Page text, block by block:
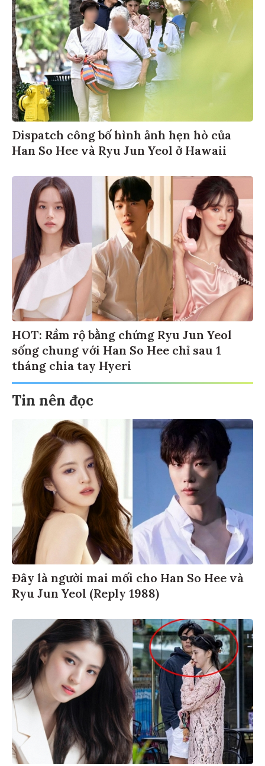
Dispatch công bố hình ảnh hẹn hò của
Han So Hee và Ryu Jun Yeol ở Hawaii
HOT: Rầm rộ bằng chứng Ryu Jun Yeol
sống chung với Han So Hee chỉ sau 1
tháng chia tay Hyeri
Tin nên đọc
Đây là người mai mối cho Han So Hee và
Ryu Jun Yeol (Reply 1988)